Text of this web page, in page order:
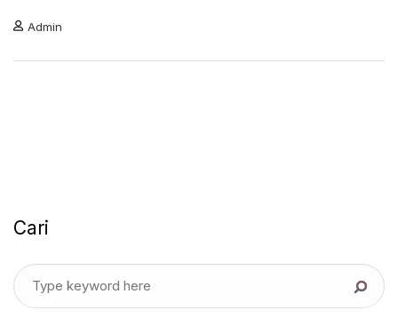
Admin
Cari